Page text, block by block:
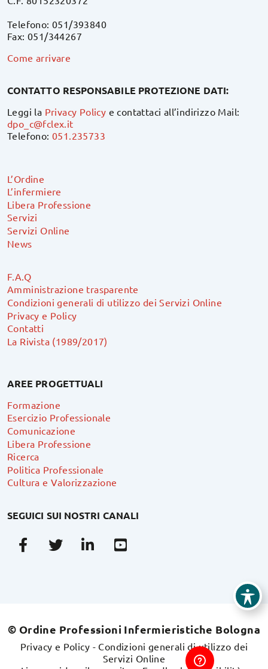
Telefono: 051/393840
Fax: 051/344267
Come arrivare
CONTATTO RESPONSABILE PROTEZIONE DATI:
Leggi la Privacy Policy e contattaci all’indirizzo Mail:
dpo_c@fclex.it
Telefono:051.235733
L’Ordine
L’infermiere
Libera Professione
Servizi
Servizi Online
News
F.A.Q
Amministrazione trasparente
Condizioni generali di utilizzo dei Servizi Online
Privacy e Policy
Contatti
La Rivista (1989/2017)
AREE PROGETTUALI
Formazione
Esercizio Professionale
Comunicazione
Libera Professione
Ricerca
Politica Professionale
Cultura e Valorizzazione
SEGUICI SUI NOSTRI CANALI
FacebookTwitterLinkedin
© Ordine Professioni Infermieristiche Bologna
Privacy e Policy - Condizioni generali di utilizzo dei
Servizi Online